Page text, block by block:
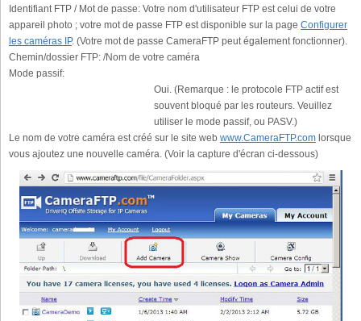
Identifiant FTP / Mot de passe: Votre nom d'utilisateur FTP est celui de votre
appareil photo ; votre mot de passe FTP est disponible sur la page Configurer
les caméras IP. (Votre mot de passe CameraFTP peut également fonctionner).
Chemin/dossier FTP: /Nom de votre caméra
Mode passif:
Oui. (Remarque : le protocole FTP actif est
souvent bloqué par les routeurs. Veuillez
utiliser le mode passif, ou PASV.)
Le nom de votre caméra est créé sur le site web www.CameraFTP.com lorsque
vous ajoutez une nouvelle caméra. (Voir la capture d'écran ci-dessous)